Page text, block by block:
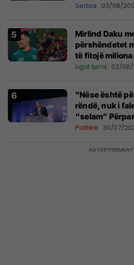
shpall gjendjen
Serbia 03/08/
Mirlind Daku
përshëndetet
të fitojë
Ligat tjera 02/08/
"Nëse është
rëndë, nuk i
“selam”
Politikë 30/07/